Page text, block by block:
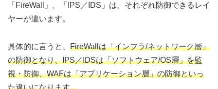
「FireWall」、「IPS／IDS」は、それぞれ防御できるレイ
ヤーが違います。
具体的に言うと、 FireWallは「インフラ/ネットワーク層」
の防御となり、IPS／IDSは「ソフトウェア/OS層」を監
視・防御、WAFは「アプリケーション層」の防御といっ
た違いになります。